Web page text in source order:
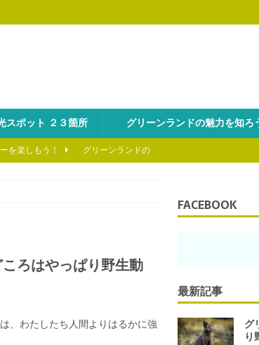
スポット ２３箇所 グリーンランドの魅力を知ろ
を楽しもう！ グリーンランドの
！
にあり！ グリーンランドの魅力を
ろはやっぱり野生動
、わたしたち人間よりはるかに強
FACEBOOK
最新記事
グ
り